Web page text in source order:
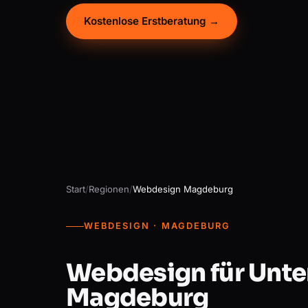
Kostenlose Erstberatung →
Start/Regionen/Webdesign Magdeburg
WEBDESIGN · MAGDEBURG
Webdesign für
Magdeburg